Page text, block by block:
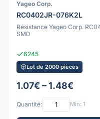
Yageo Corp.
RC0402JR-076K2L
Résistance Yageo Corp.
SMD
6245
Lot de 2000 pièces
1.07€ – 1.48€
Quantité: Min: 1